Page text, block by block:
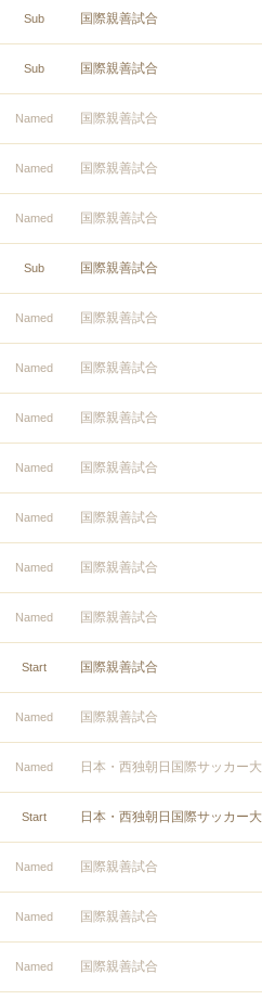
Sub 国際親善試合
Sub 国際親善試合
Named 国際親善試合
Named 国際親善試合
Named 国際親善試合
Sub 国際親善試合
Named 国際親善試合
Named 国際親善試合
Named 国際親善試合
Named 国際親善試合
Named 国際親善試合
Named 国際親善試合
Named 国際親善試合
Start 国際親善試合
Named 国際親善試合
Named 日本・西独朝日国際サッカー
Start 日本・西独朝日国際サッカー
Named 国際親善試合
Named 国際親善試合
Named 国際親善試合